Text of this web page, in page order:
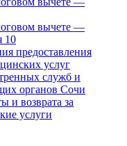
вычете —
10
предоставления
услуг
служб и
органов Сочи
и возврата за
услуги